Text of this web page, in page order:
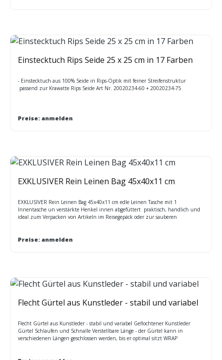
Einstecktuch Rips Seide 25 x 25 cm in 17 Farben
- Einstecktuch aus 100% Seide in Rips-Optik mit feiner Streifenstruktur
passend zur Krawatte Rips Seide Art Nr. 20020234-60 + 20020234-75
Preise: anmelden
EXKLUSIVER Rein Leinen Bag 45x40x11 cm
EXKLUSIVER Rein Leinen Bag 45x40x11 cm edle Leinen Tasche mit 1
Innentasche un verstärkte Henkel innen abgefüttert praktisch, handlich und
ideal zum Verpacken von Artikeln im Reisegepäck oder zur sauberen
Preise: anmelden
Flecht Gürtel aus Kunstleder - stabil und variabel
Flecht Gürtel aus Kunstleder - stabil und variabel Geflochtener Kunstleder
Gürtel Schlaufen und Schnalle Verstellbare Länge - der Gürtel kann in
verschiedenen Längen geschlossen werden, bis er optimal sitzt WRAP